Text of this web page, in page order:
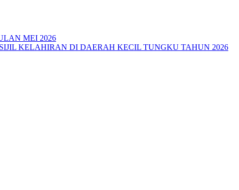
MEI 2026
KELAHIRAN DI DAERAH KECIL TUNGKU TAHUN 2026